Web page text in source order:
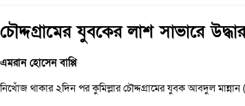
চৌদ্দগ্রামের যুবকের লাশ সাভারে
এমরান হোসেন বাপ্পি
নিখোঁজ থাকার ২দিন পর কুমিল্লার চৌদ্দগ্রামের যুবক আবদুল